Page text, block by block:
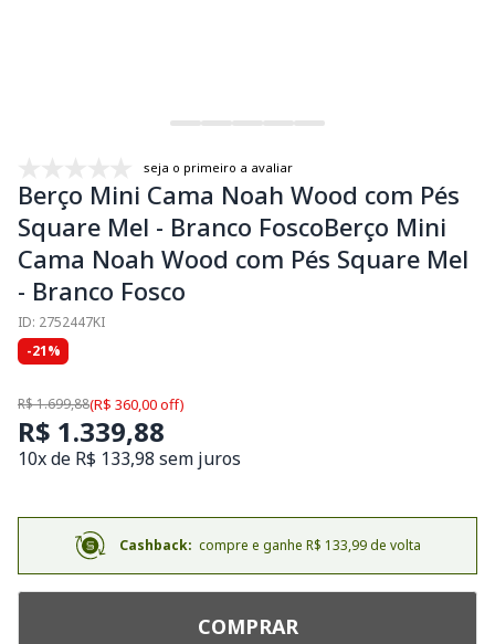
seja o primeiro a avaliar
Berço Mini Cama Noah Wood com Pés
Square Mel - Branco FoscoBerço Mini
Cama Noah Wood com Pés Square Mel
- Branco Fosco
ID: 2752447KI
-21%
R$ 1.699,88(R$ 360,00 off)
R$ 1.339,88
10x de R$ 133,98 sem juros
Cashback: compre e ganhe R$ 133,99 de volta
COMPRAR